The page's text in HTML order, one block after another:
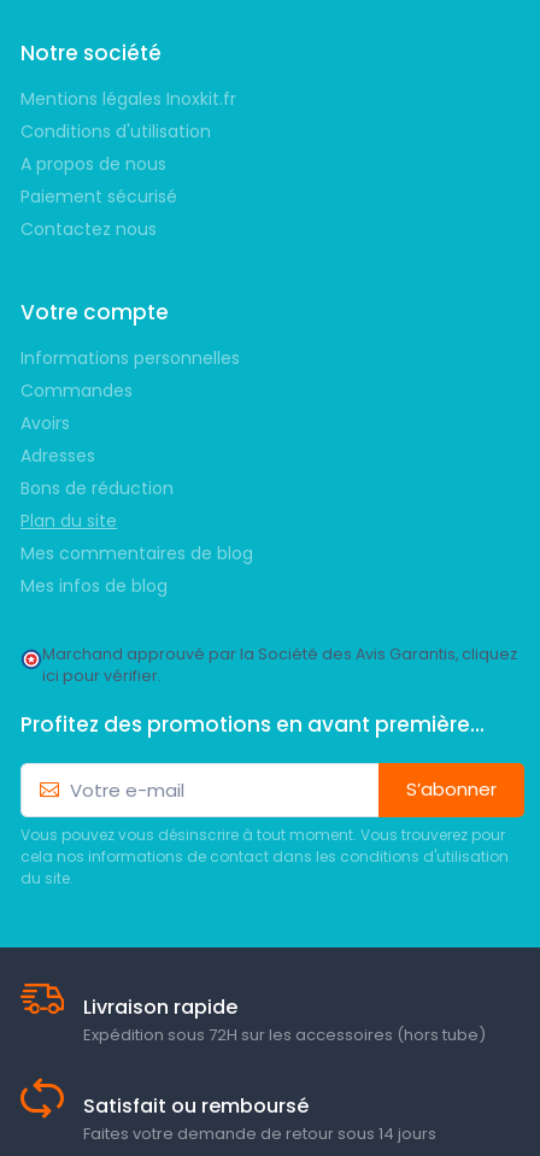
Notre société
Mentions légales Inoxkit.fr
Conditions d'utilisation
A propos de nous
Paiement sécurisé
Contactez nous
Votre compte
Informations personnelles
Commandes
Avoirs
Adresses
Bons de réduction
Plan du site
Mes commentaires de blog
Mes infos de blog
Marchand approuvé par la Société des Avis Garantis, cliquez
ici pour vérifier.
Profitez des promotions en avant première...
S’abonner
Vous pouvez vous désinscrire à tout moment. Vous trouverez pour
cela nos informations de contact dans les conditions d'utilisation
du site.
Livraison rapide
Expédition sous 72H sur les accessoires (hors tube)
Satisfait ou remboursé
Faites votre demande de retour sous 14 jours